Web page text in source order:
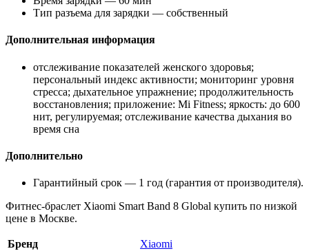
Тип разъема для зарядки — собственный
Дополнительная информация
отслеживание показателей женского здоровья;
персональный индекс активности; мониторинг уровня
стресса; дыхательное упражнение; продолжительность
восстановления; приложение: Mi Fitness; яркость: до 600
нит, регулируемая; отслеживание качества дыхания во
время сна
Дополнительно
Гарантийный срок — 1 год (гарантия от производителя).
Фитнес-браслет Xiaomi Smart Band 8 Global купить по низкой
цене в Москве.
Бренд Xiaomi